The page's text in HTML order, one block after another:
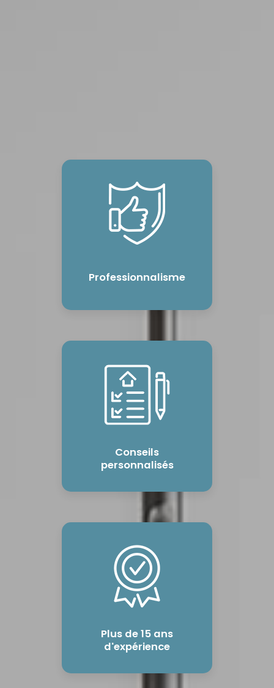
Professionnalisme
Conseils
personnalisés
Plus de 15 ans
d'expérience